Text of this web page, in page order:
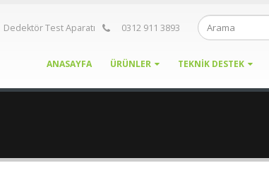
Dedektör Test Aparatı 0312 911 3893
ANASAYFA ÜRÜNLER TEKNIK DESTEK